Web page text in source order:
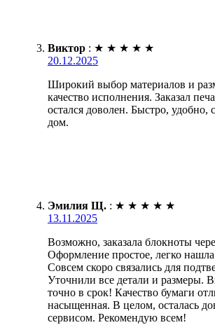
Виктор : ★ ★ ★ ★ ★
20.12.2025
Широкий выбор материалов и
качество исполнения. Заказал
остался доволен. Быстро, удобно,
дом.
Эмилия Щ. : ★ ★ ★ ★ ★
13.11.2025
Возможно, заказала блокноты
Оформление простое, легко
Совсем скоро связались для
Уточнили все детали и размеры.
точно в срок! Качество бумаги
насыщенная. В целом, осталась
сервисом. Рекомендую всем!